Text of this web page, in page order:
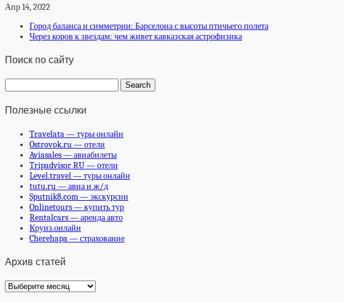
Апр 14, 2022
Город баланса и симметрии: Барселона с высоты птичьего полета
Через коров к звездам: чем живет кавказская астрофизика
Поиск по сайту
Полезные ссылки
Travelata — туры онлайн
Ostrovok.ru — отели
Aviasales — авиабилеты
Tripadvisor RU — отели
Level.travel — туры онлайн
tutu.ru — авиа и ж/д
Sputnik8.com — экскурсии
Onlinetours — купить тур
Rentalcars — аренда авто
Круиз.онлайн
Cherehapa — страхование
Архив статей
Архив
статей